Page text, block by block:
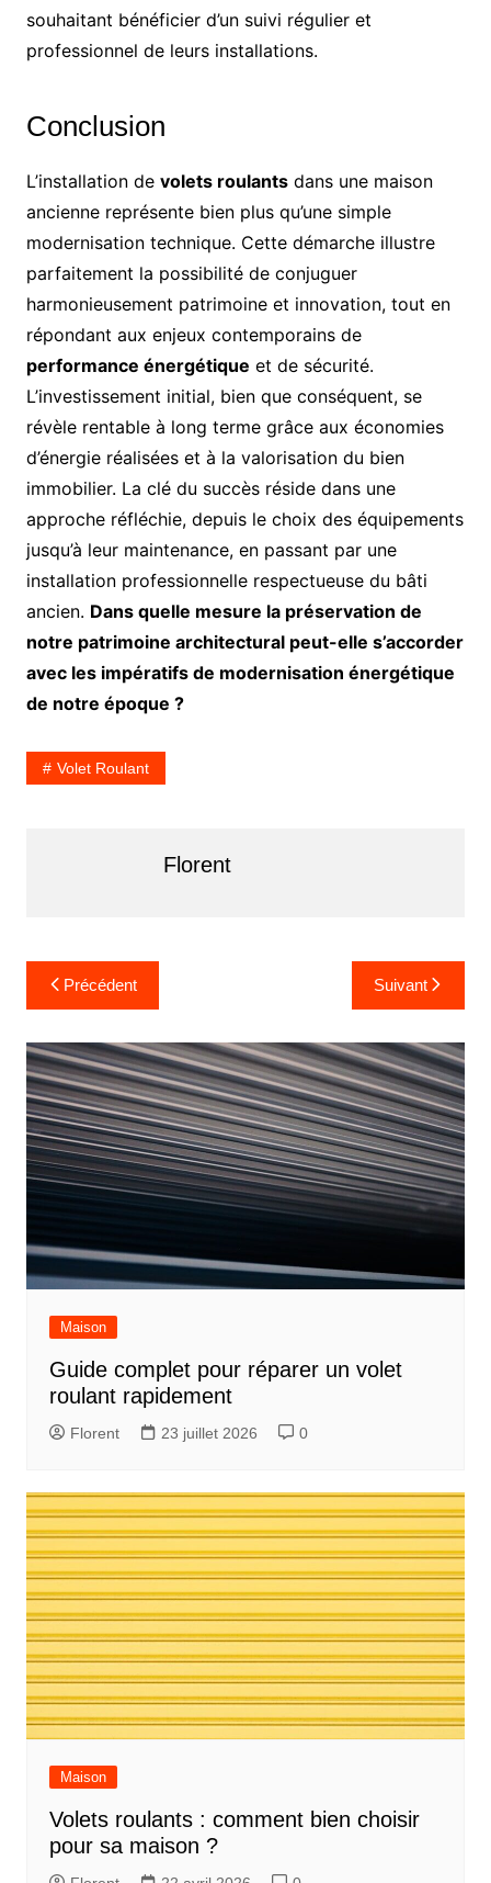
souhaitant bénéficier d’un suivi régulier et
professionnel de leurs installations.
Conclusion
L’installation de volets roulantsdans une maison
ancienne représente bien plus qu’une simple
modernisation technique. Cette démarche illustre
parfaitement la possibilité de conjuguer
harmonieusement patrimoine et innovation, tout en
répondant aux enjeux contemporains de
performance énergétique et de sécurité.
L’investissement initial, bien que conséquent, se
révèle rentable à long terme grâce aux économies
d’énergie réalisées et à la valorisation du bien
immobilier. La clé du succès réside dans une
approche réfléchie, depuis le choix des équipements
jusqu’à leur maintenance, en passant par une
installation professionnelle respectueuse du bâti
ancien. Dans quelle mesure la préservation de
notre patrimoine architectural peut-elle s’accorder
avec les impératifs de modernisation énergétique
de notre époque ?
Volet Roulant
Florent
Navigation
de
l’article
Précédent Suivant
Maison
Guide complet pour réparer un volet
roulant rapidement
Florent 23 juillet 2026 0
Maison
Volets roulants : comment bien choisir
pour sa maison ?